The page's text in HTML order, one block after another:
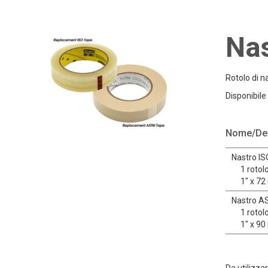
Rotolo di
Nome/
Nastro
1
1" x
Nastro
1
1" x